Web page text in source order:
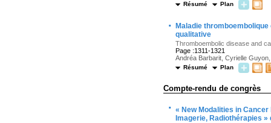
Résumé Plan
·
Maladie
qualitative
Thromboembolic disease and
Page :1311-1321
Andréa Barbarit, Cyrielle
Résumé Plan
Compte-rendu de congrès
· « New Modalities in
Imagerie, Radiothérapies